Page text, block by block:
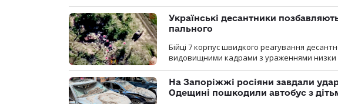
Українські десантники
пального
Бійці 7 корпус швидкого реагування
видовищними кадрами з ураженнями низки
На Запоріжжі росіяни завдали
Одещині пошкодили автобус з